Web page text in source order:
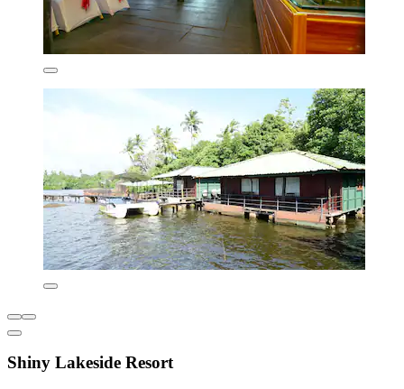
Shiny Lakeside Resort